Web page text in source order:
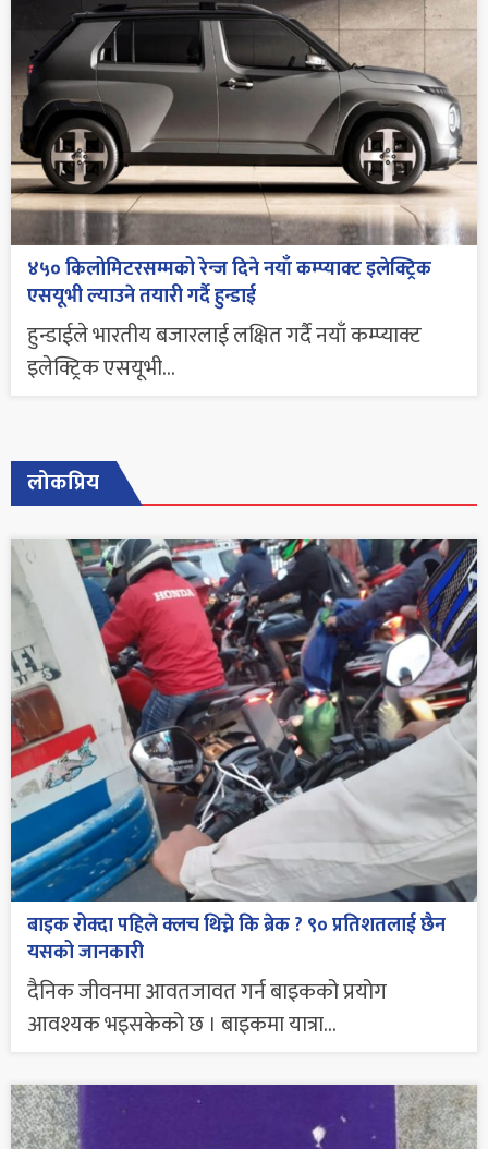
४५० किलोमिटरसम्मको रेन्ज दिने नयाँ कम्प्याक्ट इलेक्ट्रिक
एसयूभी ल्याउने तयारी गर्दै हुन्डाई
हुन्डाईले भारतीय बजारलाई लक्षित गर्दै नयाँ कम्प्याक्ट
इलेक्ट्रिक एसयूभी...
लोकप्रिय
बाइक रोक्दा पहिले क्लच थिच्ने कि ब्रेक ? ९० प्रतिशतलाई छैन
यसको जानकारी
दैनिक जीवनमा आवतजावत गर्न बाइकको प्रयोग
आवश्यक भइसकेको छ । बाइकमा यात्रा...